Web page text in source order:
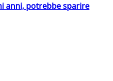
anni, potrebbe sparire